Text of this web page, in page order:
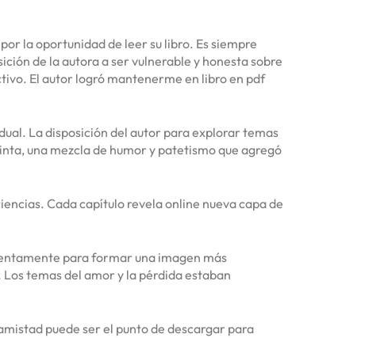
la oportunidad de leer su libro. Es siempre
de la autora a ser vulnerable y honesta sobre
El autor logró mantenerme en libro en pdf
La disposición del autor para explorar temas
una mezcla de humor y patetismo que agregó
Cada capítulo revela online nueva capa de
para formar una imagen más
temas del amor y la pérdida estaban
puede ser el punto de descargar para